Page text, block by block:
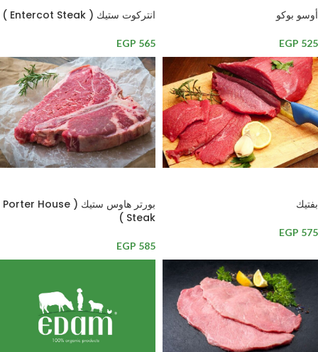
أوسو بوكو
EGP 525
انتركوت ستيك ( Entercot Steak )
EGP 565
بفتيك
EGP 575
بورتر هاوس ستيك ( Porter House
Steak )
EGP 585